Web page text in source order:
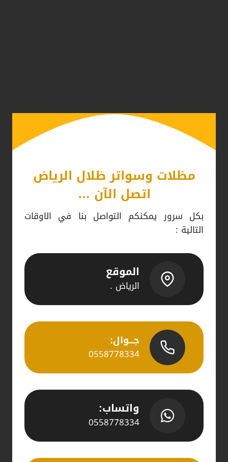
مظلات وسواتر ظلال الرياض
اتصل الآن …
بكل سرور يمكنكم التواصل بنا في الاوقات
التالية :
الموقع
الرياض .
جـــوال:
0558778334
واتساب:
0558778334